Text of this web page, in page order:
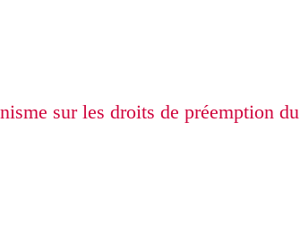
sur les droits de préemption du